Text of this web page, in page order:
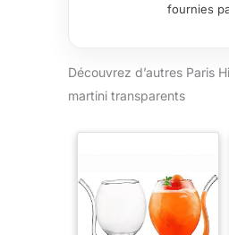
fournies
Découvrez d’autres Paris
martini transparents